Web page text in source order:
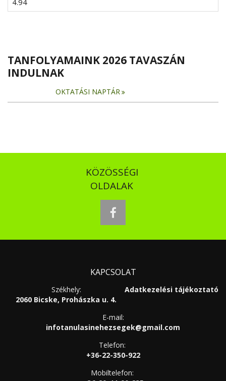
TANFOLYAMAINK 2026 TAVASZÁN
INDULNAK
OKTATÁSI NAPTÁR
KÖZÖSSÉGI
OLDALAK
facebook
KAPCSOLAT
Adatkezelési tájékoztató
Székhely:
2060 Bicske, Prohászka u. 4.
E-mail:
infotanulasinehezsegek@gmail.com
Telefon:
+36-22-350-922
Mobiltelefon: